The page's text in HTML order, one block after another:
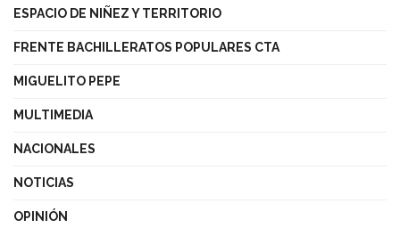
ESPACIO DE NIÑEZ Y TERRITORIO
FRENTE BACHILLERATOS POPULARES CTA
MIGUELITO PEPE
MULTIMEDIA
NACIONALES
NOTICIAS
OPINIÓN